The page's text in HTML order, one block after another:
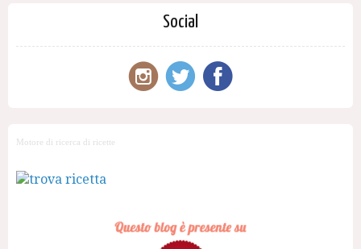
Social
Motore di ricerca di ricette